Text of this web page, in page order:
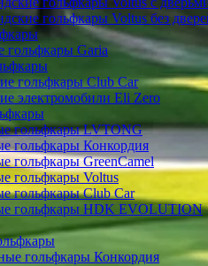
гольфкары Voltus без
гольфкары Garia
гольфкары Club Car
электромобили Eli Zero
гольфкары LVTONG
гольфкары Конкордия
гольфкары GreenCamel
гольфкары Voltus
гольфкары Club Car
гольфкары HDK EVOLUTION
гольфкары Конкордия